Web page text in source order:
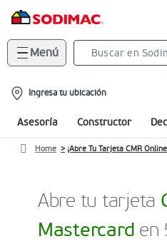
Menú
location-
icon
Ingresa tu ubicación
Asesoría Constructor
Home ¡Abre Tu Tarjeta CMR
Abre tu tarjeta
Mastercard en